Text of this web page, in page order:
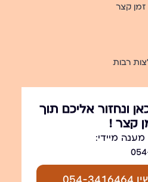
זמן קצר
רבות
ונחזור אליכם תוך
קצר !
מענה מיידי: